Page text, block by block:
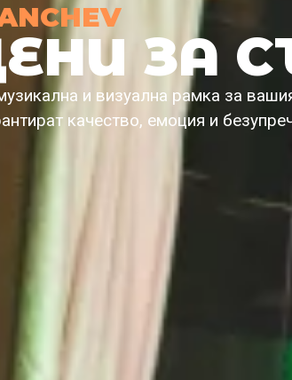
ЗА
и визуална рамка за
качество, емоция и